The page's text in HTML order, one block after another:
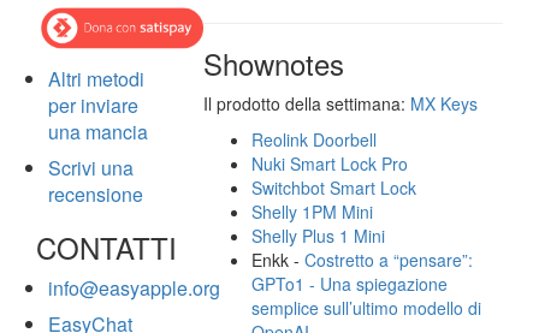
Altri metodi
per inviare
una mancia
Scrivi una
recensione
CONTATTI
info@easyapple.org
EasyChat
Shownotes
Il prodotto della settimana: MX Keys
Reolink Doorbell
Nuki Smart Lock Pro
Switchbot Smart Lock
Shelly 1PM Mini
Shelly Plus 1 Mini
Enkk -Costretto a “pensare”:
GPTo1 - Una spiegazione
semplice sull’ultimo modello di